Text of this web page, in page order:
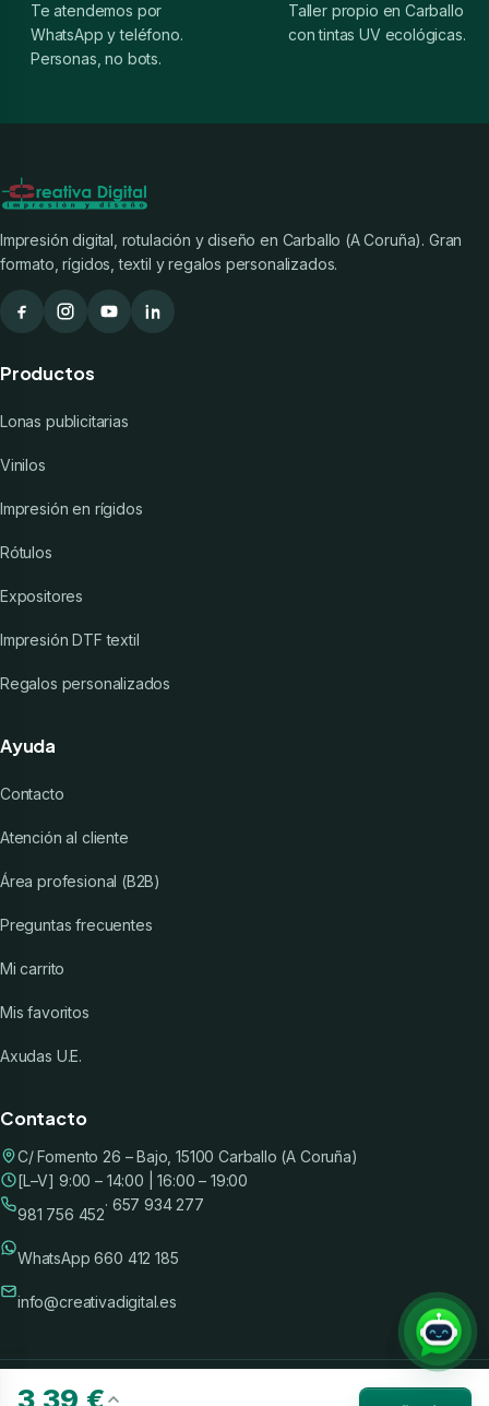
Te atendemos por
WhatsApp y teléfono.
Personas, no bots.
Taller propio en Carballo
con tintas UV ecológicas.
Impresión digital, rotulación y diseño en Carballo (A Coruña). Gran
formato, rígidos, textil y regalos personalizados.
Productos
Lonas publicitarias
Vinilos
Impresión en rígidos
Rótulos
Expositores
Impresión DTF textil
Regalos personalizados
Ayuda
Contacto
Atención al cliente
Área profesional (B2B)
Preguntas frecuentes
Mi carrito
Mis favoritos
Axudas U.E.
Contacto
C/ Fomento 26 – Bajo, 15100 Carballo (A Coruña)
[L–V] 9:00 – 14:00 | 16:00 – 19:00
981 756 452
· 657 934 277
WhatsApp 660 412 185
info@creativadigital.es
2026Creativa Digital S.L. · CIF B15708100 · Privacidad·Cookies
3,39 €